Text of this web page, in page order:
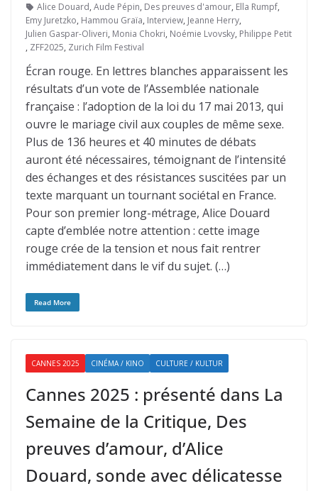
Alice Douard, Aude Pépin, Des preuves d'amour, Ella Rumpf,
Emy Juretzko, Hammou Graïa, Interview, Jeanne Herry,
Julien Gaspar-Oliveri, Monia Chokri, Noémie Lvovsky, Philippe Petit
, ZFF2025, Zurich Film Festival
Écran rouge. En lettres blanches apparaissent les
résultats d’un vote de l’Assemblée nationale
française : l’adoption de la loi du 17 mai 2013, qui
ouvre le mariage civil aux couples de même sexe.
Plus de 136 heures et 40 minutes de débats
auront été nécessaires, témoignant de l’intensité
des échanges et des résistances suscitées par un
texte marquant un tournant sociétal en France.
Pour son premier long-métrage, Alice Douard
capte d’emblée notre attention : cette image
rouge crée de la tension et nous fait rentrer
immédiatement dans le vif du sujet. (…)
Read More
CANNES 2025 CINÉMA / KINO CULTURE / KULTUR
Cannes 2025 : présenté dans La
Semaine de la Critique, Des
preuves d’amour, d’Alice
Douard, sonde avec délicatesse